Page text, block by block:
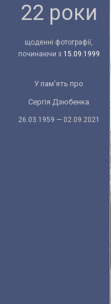
22 роки
щоденні фотографії,
починаючи з 15.09.1999
У пам'ять про
Сергія Дзюбенка
26.03.1959 — 02.09.2021